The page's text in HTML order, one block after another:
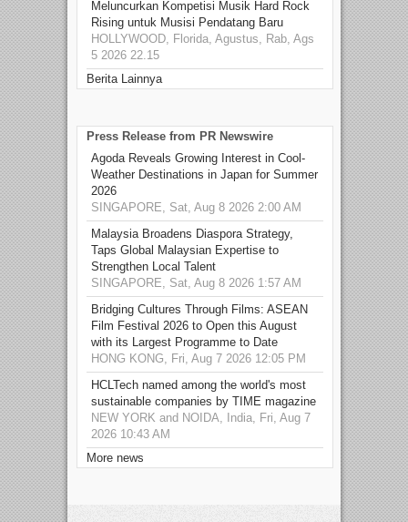
Meluncurkan Kompetisi Musik Hard Rock
Rising untuk Musisi Pendatang Baru
HOLLYWOOD, Florida, Agustus, Rab, Ags
5 2026 22.15
Berita Lainnya
Press Release from PR Newswire
Agoda Reveals Growing Interest in Cool-
Weather Destinations in Japan for Summer
2026
SINGAPORE, Sat, Aug 8 2026 2:00 AM
Malaysia Broadens Diaspora Strategy,
Taps Global Malaysian Expertise to
Strengthen Local Talent
SINGAPORE, Sat, Aug 8 2026 1:57 AM
Bridging Cultures Through Films: ASEAN
Film Festival 2026 to Open this August
with its Largest Programme to Date
HONG KONG, Fri, Aug 7 2026 12:05 PM
HCLTech named among the world's most
sustainable companies by TIME magazine
NEW YORK and NOIDA, India, Fri, Aug 7
2026 10:43 AM
More news